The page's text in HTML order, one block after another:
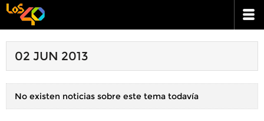
02 JUN 2013
No existen noticias sobre este tema todavía